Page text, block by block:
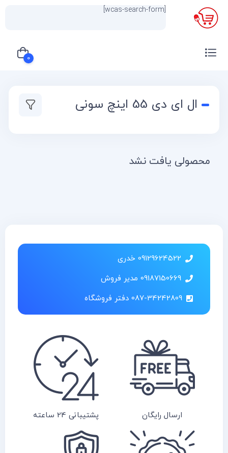
[wcas-search-form] ×
0
سبد خرید شما خالی است ال ای دی 55 اینچ سونی
محصولی یافت نشد
09129624522 خدری
09187150669 مدیر فروش
087-34242809 دفتر فروشگاه
ارسال رایگان پشتیبانی 24 ساعته